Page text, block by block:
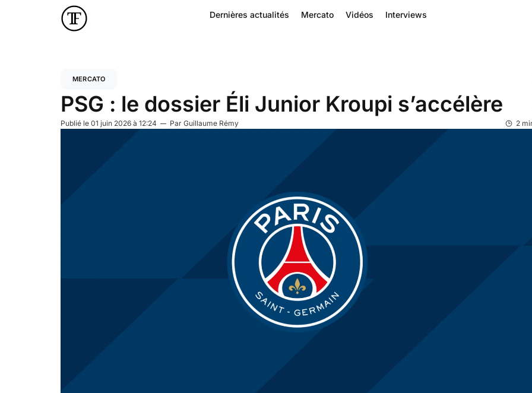
Dernières actualités Mercato Vidéos Interviews
MERCATO
PSG : le dossier Éli Junior Kroupi s’accélère
Publié le 01 juin 2026 à 12:24 Par Guillaume Rémy 2